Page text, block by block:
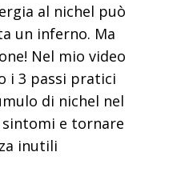
al nichel può
un inferno. Ma
Nel mio video
i 3 passi pratici
di nichel nel
e tornare
inutili